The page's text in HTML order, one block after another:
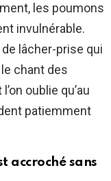
les poumons
invulnérable.
lâcher-prise qui
chant des
oublie qu’au
patiemment
accroché sans